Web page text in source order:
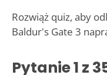
Rozwiąż quiz, aby
Baldur's Gate 3
Pytanie1 z